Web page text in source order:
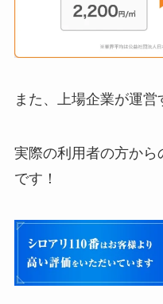
また、上場企業が運営
実際の利用者の方か
です！